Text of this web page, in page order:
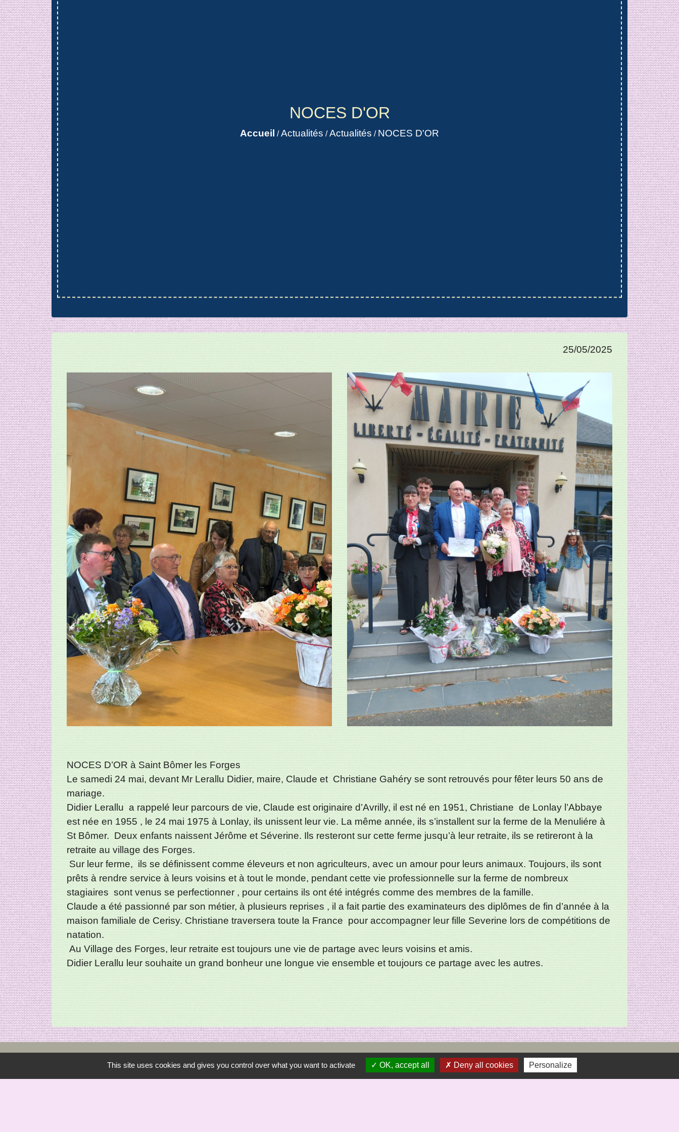
NOCES D'OR
Accueil /Actualités /Actualités / NOCES D'OR
25/05/2025
NOCES D’OR à Saint Bômer les Forges
Le samedi 24 mai, devant Mr Lerallu Didier, maire, Claude et Christiane Gahéry se sont retrouvés pour fêter leurs 50 ans de
mariage.
Didier Lerallu a rappelé leur parcours de vie, Claude est originaire d’Avrilly, il est né en 1951, Christiane de Lonlay l’Abbaye
est née en 1955 , le 24 mai 1975 à Lonlay, ils unissent leur vie. La même année, ils s’installent sur la ferme de la Menuliére à
St Bômer. Deux enfants naissent Jérôme et Séverine. Ils resteront sur cette ferme jusqu’à leur retraite, ils se retireront à la
retraite au village des Forges.
Sur leur ferme, ils se définissent comme éleveurs et non agriculteurs, avec un amour pour leurs animaux. Toujours, ils sont
prêts à rendre service à leurs voisins et à tout le monde, pendant cette vie professionnelle sur la ferme de nombreux
stagiaires sont venus se perfectionner , pour certains ils ont été intégrés comme des membres de la famille.
Claude a été passionné par son métier, à plusieurs reprises , il a fait partie des examinateurs des diplômes de fin d’année à la
maison familiale de Cerisy. Christiane traversera toute la France pour accompagner leur fille Severine lors de compétitions de
natation.
Au Village des Forges, leur retraite est toujours une vie de partage avec leurs voisins et amis.
Didier Lerallu leur souhaite un grand bonheur une longue vie ensemble et toujours ce partage avec les autres.
Sécrétariat
Commune de Saint-Bômer-les-Forges
This site uses cookies and gives you control over what you want to activate OK, accept all Deny all cookies Personalize